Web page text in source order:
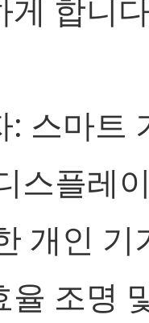
게 합니
: 스마트
스플레
개인 기
율 조명